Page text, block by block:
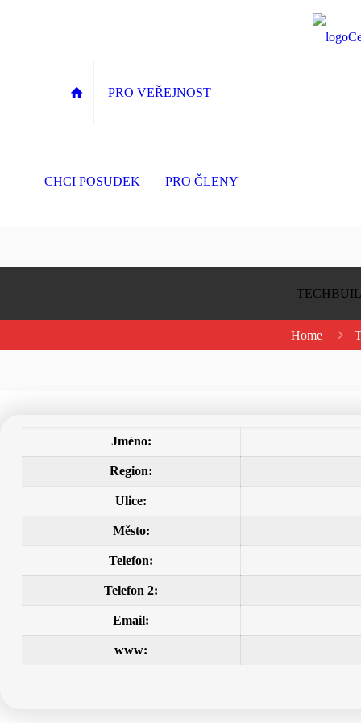
PRO VEŘEJNOST
CHCI POSUDEK PRO ČLENY
Home
Jméno:
Region:
Ulice:
Město:
Telefon:
Telefon 2:
Email:
www: